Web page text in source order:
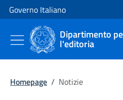
Vai al contenuto
Vai alla navigazione del sito
Governo Italiano
Dipartimento
l'editoria
Homepage / Notizie